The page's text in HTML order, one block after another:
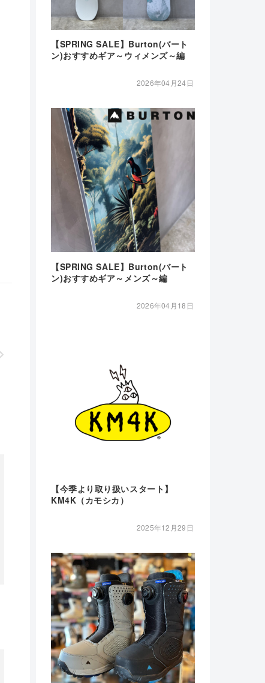
【SPRING SALE】Burton(バート
ン)おすすめギア～ウィメンズ～編
2026年04月24日
【SPRING SALE】Burton(バート
ン)おすすめギア～メンズ～編
2026年04月18日
【今季より取り扱いスタート】
KM4K（カモシカ）
2025年12月29日